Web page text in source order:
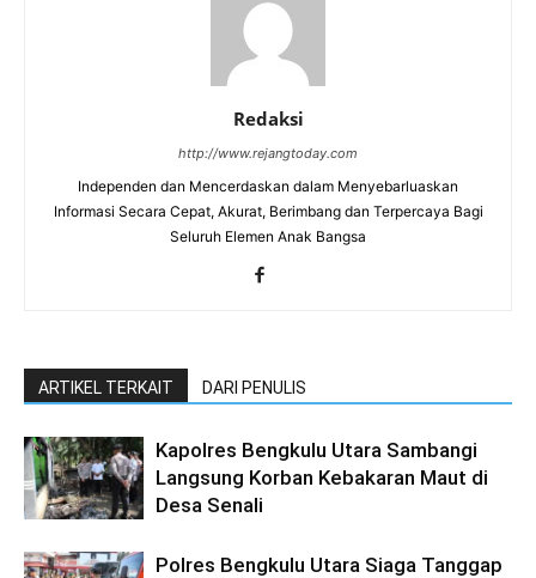
Redaksi
http://www.rejangtoday.com
Independen dan Mencerdaskan dalam Menyebarluaskan
Informasi Secara Cepat, Akurat, Berimbang dan Terpercaya Bagi
Seluruh Elemen Anak Bangsa
ARTIKEL TERKAIT DARI PENULIS
Kapolres Bengkulu Utara Sambangi
Langsung Korban Kebakaran Maut di
Desa Senali
Polres Bengkulu Utara Siaga Tanggap